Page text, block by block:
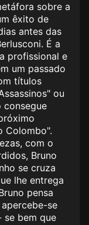
sobre a
êxito de
antes das
É a
profissional e
um passado
títulos
ou
consegue
Colombo".
com o
Bruno
se cruza
lhe entrega
pensa
se
se bem que